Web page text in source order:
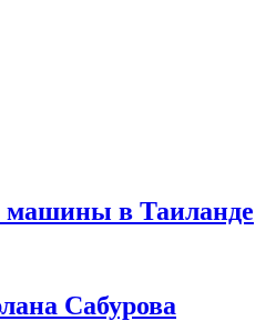
машины в Таиланде
Сабурова